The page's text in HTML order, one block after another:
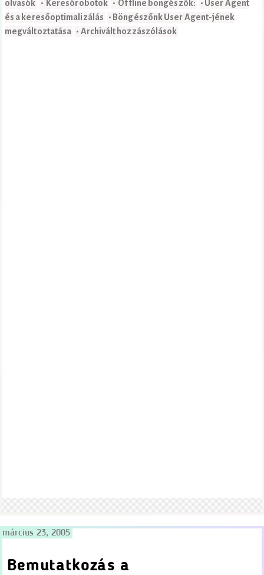
olvasók • Keresőrobotok • Offline böngészők: • User Agent
és a keresőoptimalizálás • Böngészőnk User Agent-jének
megváltoztatása • Archivált hozzászólások
március 23, 2005
Bemutatkozás a